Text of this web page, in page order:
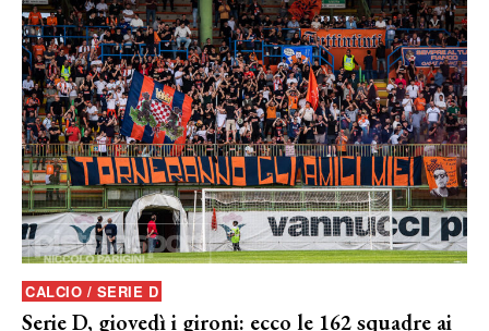
CALCIO / SERIE D
Serie D, giovedì i gironi: ecco le 162 squadre ai